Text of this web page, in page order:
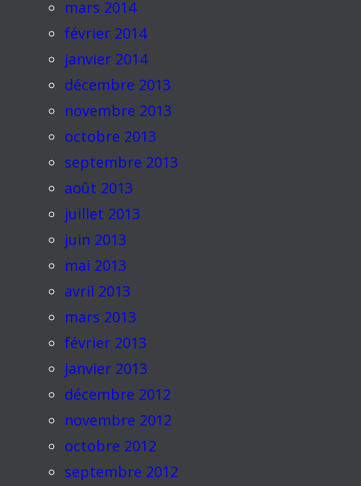
mars 2014
février 2014
janvier 2014
décembre 2013
novembre 2013
octobre 2013
septembre 2013
août 2013
juillet 2013
juin 2013
mai 2013
avril 2013
mars 2013
février 2013
janvier 2013
décembre 2012
novembre 2012
octobre 2012
septembre 2012